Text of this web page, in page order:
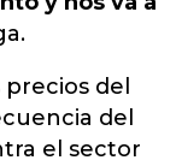
del
del
el sector